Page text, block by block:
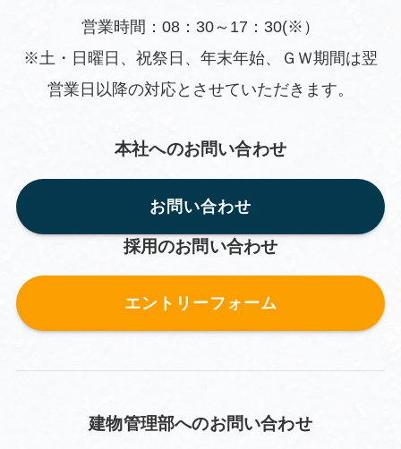
営業時間：08：30～17：30(※）
※土・日曜日、祝祭日、年末年始、ＧＷ期間は翌
営業日以降の対応とさせていただきます。
本社へのお問い合わせ
お問い合わせ
採用のお問い合わせ
エントリーフォーム
建物管理部へのお問い合わせ